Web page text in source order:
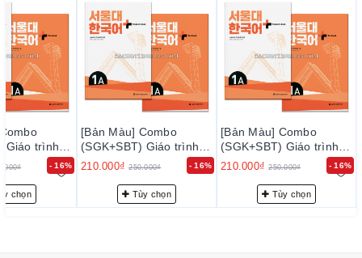
Hàn Quốc. Ngoài ra, phần giải thích ngữ pháp được trình bày
dưới dạng sổ tay nhỏ kèm theo sách, thuận tiện cho việc tra
cứu.
4. Phát triển kỹ năng viết qua quá trình
Các hoạt động viết trong sách được thiết kế theo quá trình,
giúp người học từng bước nâng cao khả năng biểu đạt và viết
tiếng Hàn một cách hiệu quả
Đánh giá tổng quan
- 16%
Giáo trình
Plus
한국어 플러
chọn
- 16%
[Bản Màu] Combo
(SGK+SBT) Giáo trình
Tiếng Hàn Seoul Plus
1A+ - 서울대 한국어 플러
210.000₫ 250.000₫
Tùy chọn
- 16%
[Bản Màu] Combo
(SGK+SBT) Giáo trình
Tiếng Hàn Seoul Plus
1A+ - 서울대 한국어 플러
210.000₫ 250.000₫
Tùy chọn